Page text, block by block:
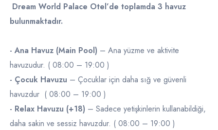
Dream World Palace Otel’de toplamda 3 havuz
bulunmaktadır.
- Ana Havuz (Main Pool) – Ana yüzme ve aktivite
havuzudur. ( 08:00 – 19:00 )
- Çocuk Havuzu – Çocuklar için daha sığ ve güvenli
havuzdur ( 08:00 – 19:00 )
- Relax Havuzu (+18) – Sadece yetişkinlerin kullanabildiği,
daha sakin ve sessiz havuzdur. ( 08:00 – 19:00 )